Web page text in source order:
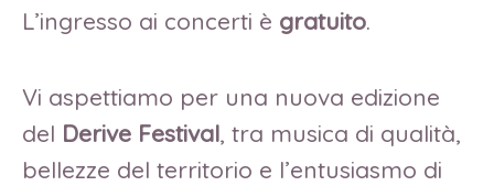
L’ingresso ai concerti è gratuito.
Vi aspettiamo per una nuova edizione
del Derive Festival, tra musica di qualità,
bellezze del territorio e l’entusiasmo di